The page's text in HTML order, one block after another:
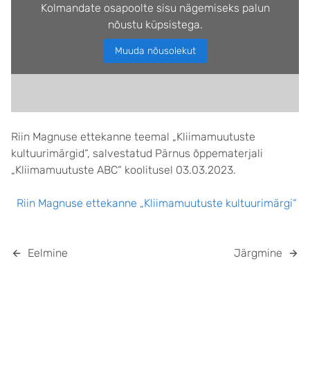
Kolmandate osapoolte sisu nägemiseks palun
nõustu küpsistega.
Muuda nõusolekut
Riin Magnuse ettekanne teemal „Kliimamuutuste
kultuurimärgid“, salvestatud Pärnus õppematerjali
„Kliimamuutuste ABC“ koolitusel 03.03.2023.
Riin Magnuse ettekanne „Kliimamuutuste kultuurimärgi“
Eelmine Järgmine